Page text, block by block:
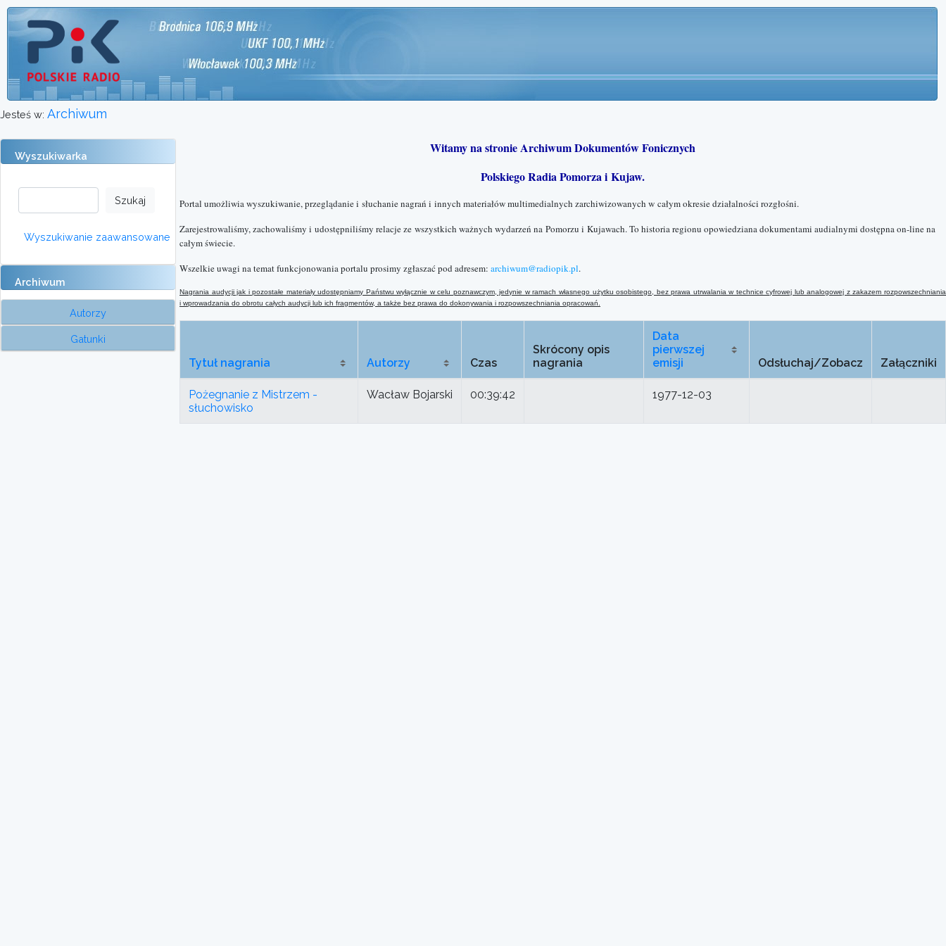
Jesteś w: Archiwum
Wyszukiwarka
Wyszukiwanie zaawansowane
Archiwum
Autorzy
Gatunki
Witamy na stronie Archiwum Dokumentów Fonicznych
Polskiego Radia Pomorza i Kujaw.
Portal umożliwia wyszukiwanie, przeglądanie i słuchanie nagrań i innych materiałów multimedialnych zarchiwizowanych w całym okresie działalności rozgłośni.
Zarejestrowaliśmy, zachowaliśmy i udostępniliśmy relacje ze wszystkich ważnych wydarzeń na Pomorzu i Kujawach. To historia regionu opowiedziana dokumentami audialnymi dostępna on-line na
całym świecie.
Wszelkie uwagi na temat funkcjonowania portalu prosimy zgłaszać pod adresem: archiwum@radiopik.pl.
Nagrania audycji jak i pozostałe materiały udostępniamy Państwu wyłącznie w celu poznawczym, jedynie w ramach własnego użytku osobistego, bez prawa utrwalania w technice cyfrowej lub analogowej zzakazem rozpowszechniania
i wprowadzania do obrotu całych audycji lub ich fragmentów, a także bez prawa do dokonywania i rozpowszechniania opracowań.
Tytuł nagrania Autorzy Czas
Skrócony opis
nagrania
Data
pierwszej
emisji
Odsłuchaj/Zobacz Załączniki
Pożegnanie z Mistrzem -
słuchowisko
Wacław Bojarski 00:39:42 1977-12-03